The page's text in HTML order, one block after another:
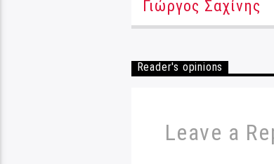
Γιώργος Σαχίνης
Reader's opinions
Leave a